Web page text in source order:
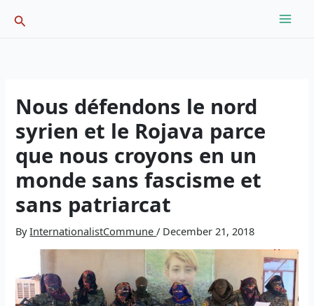
Search
Nous défendons le nord
syrien et le Rojava parce
que nous croyons en un
monde sans fascisme et
sans patriarcat
ByInternationalistCommune/ December 21, 2018